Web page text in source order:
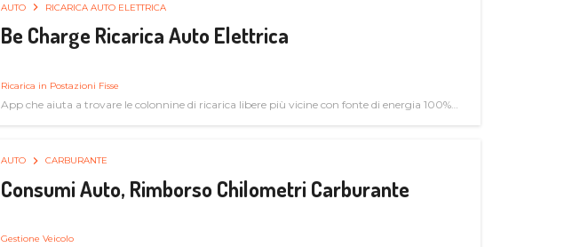
AUTO RICARICA AUTO ELETTRICA
Be Charge Ricarica Auto Elettrica
Ricarica in Postazioni Fisse
App che aiuta a trovare le colonnine di ricarica libere più vicine con fonte di energia 100%
AUTO CARBURANTE
Consumi Auto, Rimborso Chilometri Carburante
Gestione Veicolo